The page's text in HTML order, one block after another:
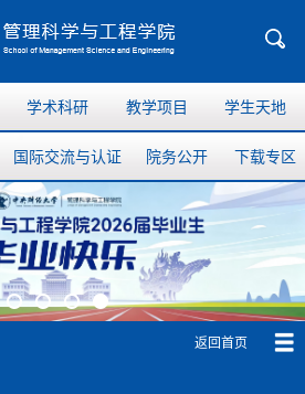
学术科研 教学项目 学生天地
国际交流与认证 院务公开 下载专区
返回首页